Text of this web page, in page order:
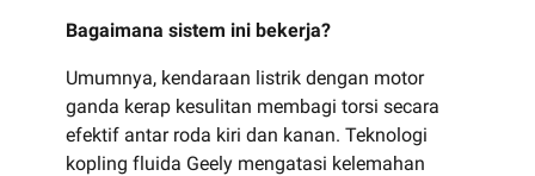
Bagaimana sistem ini bekerja?
Umumnya, kendaraan listrik dengan motor
ganda kerap kesulitan membagi torsi secara
efektif antar roda kiri dan kanan. Teknologi
kopling fluida Geely mengatasi kelemahan